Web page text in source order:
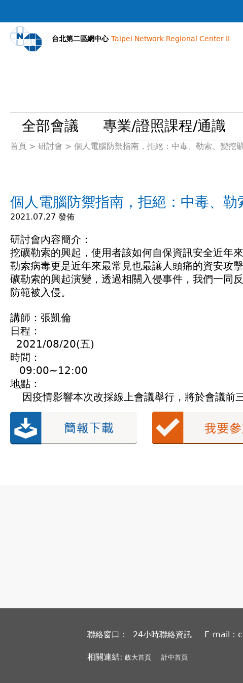
台北第二區網中心 Taipei Network Regional Center II
全部會議 專業/證照課程/通識
您
這
首頁 > 研討會 > 個人電腦防禦指南，拒絕：中毒、勒索、變挖
個人電腦防禦指南，拒絕：中毒、勒
2021.07.27 發佈
研討會內容簡介：
挖礦勒索的興起，使用者該如何自保資訊安全近年
勒索病毒更是近年來最常見也最讓人頭痛的資安攻
礦勒索的興起演變，透過相關入侵事件，我們一同
防範被入侵。
講師：張凱倫
日程：
2021/08/20(五)
時間：
09:00~12:00
地點：
因疫情影響本次改採線上會議舉行，將於會議前
聯絡窗口： 24小時聯絡資訊 E-mail：
相關連結: 政大首頁 計中首頁